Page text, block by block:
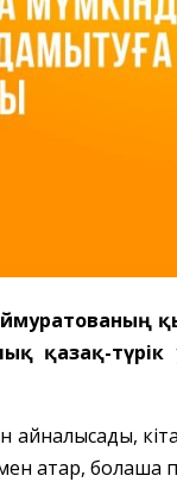
уратованың
қазақ-
айналысады,
қатар, болашақ